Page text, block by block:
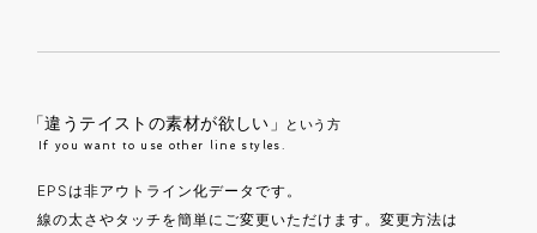
「違うテイストの素材が欲しい」 という方
If you want to use other line styles.
EPSは非アウトライン化データです。
線の太さやタッチを簡単にご変更いただけます。変更方法は